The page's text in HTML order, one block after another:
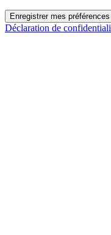
Enregistrer mes préférences
Déclaration de